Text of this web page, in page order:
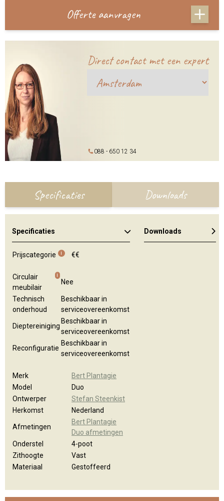
Offerte aanvragen
Direct contact met een expert
088 - 650 12 34
Specificaties Downloads
Specificaties
Prijscategorie i €€
Circulair
meubilair
i
Nee
Technisch
onderhoud
Beschikbaar in
serviceovereenkomst
Dieptereiniging
Beschikbaar in
serviceovereenkomst
Reconfiguratie
Beschikbaar in
serviceovereenkomst
Merk
Bert Plantagie
Model
Duo
Ontwerper
Stefan Steenkist
Herkomst
Nederland
Afmetingen
Bert Plantagie
Duo afmetingen
Onderstel
4-poot
Zithoogte
Vast
Materiaal
Gestoffeerd
Downloads